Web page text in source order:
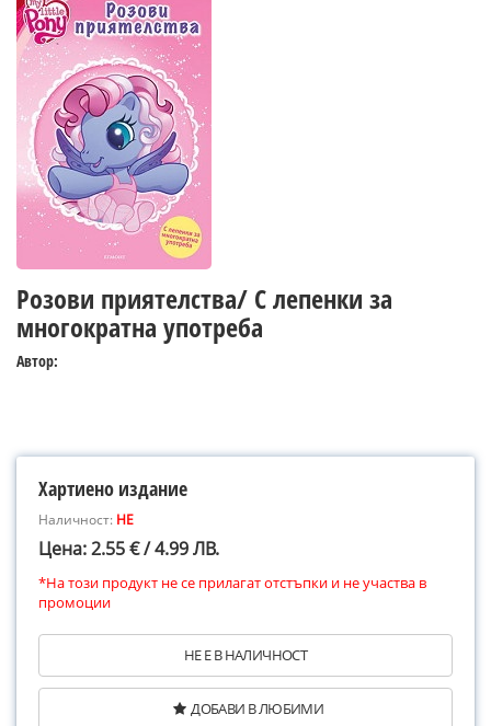
Розови приятелства/ С лепенки за
многократна употреба
Автор:
Хартиено издание
Наличност: НЕ
Цена: 2.55 € / 4.99 ЛВ.
*На този продукт не се прилагат отстъпки и не участва в
промоции
НЕ Е В НАЛИЧНОСТ
ДОБАВИ В ЛЮБИМИ